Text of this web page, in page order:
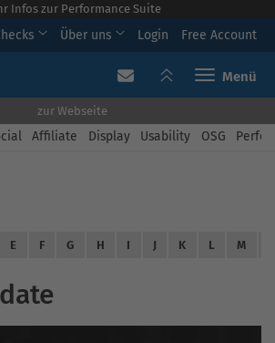
Infos zur Performance Suite
Über uns Login Free Account
Toggle
zur Webseite
Affiliate Display Usability OSG
E F G H I J K L M